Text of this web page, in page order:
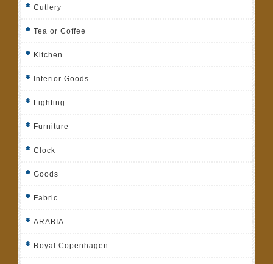
Cutlery
Tea or Coffee
Kitchen
Interior Goods
Lighting
Furniture
Clock
Goods
Fabric
ARABIA
Royal Copenhagen